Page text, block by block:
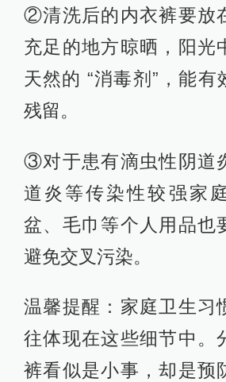
②清洗后的内衣裤要放
充足的地方晾晒，阳光
天然的 “消毒剂”，能有
残留。
③对于患有滴虫性阴道
道炎等传染性较强家
盆、毛巾等个人用品也
避免交叉污染。
温馨提醒：家庭卫生习
往体现在这些细节中。
裤看似是小事，却是预